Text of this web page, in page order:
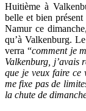
Huitième à
belle et bien
Namur ce
qu’à Valkenburg.
verra “comment je
Valkenburg, j’avais
que je veux faire ce
me fixe pas de
la chute de